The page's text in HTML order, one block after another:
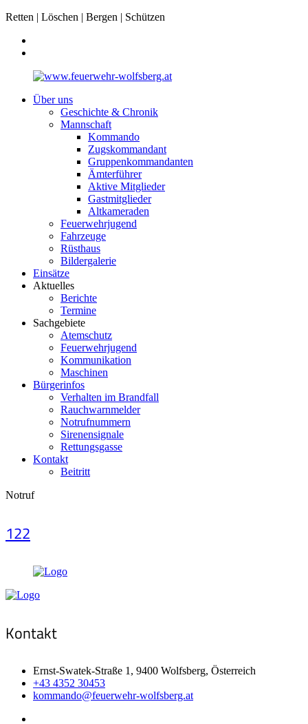
Retten | Löschen | Bergen | Schützen
Über uns
Geschichte & Chronik
Mannschaft
Kommando
Zugskommandant
Gruppenkommandanten
Ämterführer
Aktive Mitglieder
Gastmitglieder
Altkameraden
Feuerwehrjugend
Fahrzeuge
Rüsthaus
Bildergalerie
Einsätze
Aktuelles
Berichte
Termine
Sachgebiete
Atemschutz
Feuerwehrjugend
Kommunikation
Maschinen
Bürgerinfos
Verhalten im Brandfall
Rauchwarnmelder
Notrufnummern
Sirenensignale
Rettungsgasse
Kontakt
Beitritt
Notruf
122
Kontakt
Ernst-Swatek-Straße 1, 9400 Wolfsberg, Österreich
+43 4352 30453
kommando@feuerwehr-wolfsberg.at